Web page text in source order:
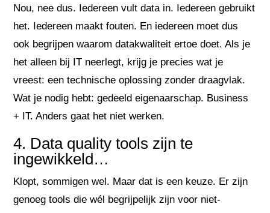
Nou, nee dus. Iedereen vult data in. Iedereen gebruikt
het. Iedereen maakt fouten. En iedereen moet dus
ook begrijpen waarom datakwaliteit ertoe doet. Als je
het alleen bij IT neerlegt, krijg je precies wat je
vreest: een technische oplossing zonder draagvlak.
Wat je nodig hebt: gedeeld eigenaarschap. Business
+ IT. Anders gaat het niet werken.
4. Data quality tools zijn te
ingewikkeld…
Klopt, sommigen wel. Maar dat is een keuze. Er zijn
genoeg tools die wél begrijpelijk zijn voor niet-